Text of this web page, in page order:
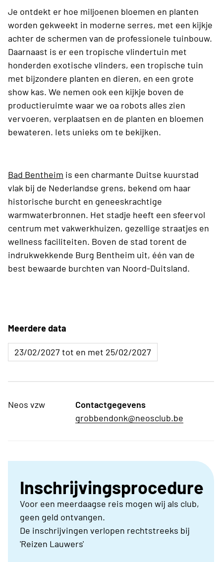
Je ontdekt er hoe miljoenen bloemen en planten
worden gekweekt in moderne serres, met een kijkje
achter de schermen van de professionele tuinbouw.
Daarnaast is er een tropische vlindertuin met
honderden exotische vlinders, een tropische tuin
met bijzondere planten en dieren, en een grote
show kas. We nemen ook een kijkje boven de
productieruimte waar we oa robots alles zien
vervoeren, verplaatsen en de planten en bloemen
bewateren. Iets unieks om te bekijken.
Bad Bentheim is een charmante Duitse kuurstad
vlak bij de Nederlandse grens, bekend om haar
historische burcht en geneeskrachtige
warmwaterbronnen. Het stadje heeft een sfeervol
centrum met vakwerkhuizen, gezellige straatjes en
wellness faciliteiten. Boven de stad torent de
indrukwekkende Burg Bentheim uit, één van de
best bewaarde burchten van Noord-Duitsland.
Meerdere data
23/02/2027 tot en met 25/02/2027
Neos vzw
Contactgegevens
grobbendonk@neosclub.be
Inschrijvingsprocedure
Voor een meerdaagse reis mogen wij als club,
geen geld ontvangen.
De inschrijvingen verlopen rechtstreeks bij
'Reizen Lauwers'